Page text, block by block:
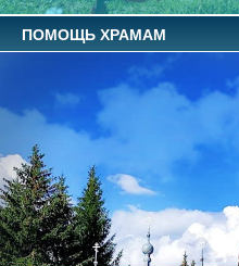
ПОМОЩЬ ХРАМАМ